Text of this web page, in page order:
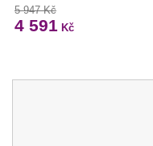
5 947 Kč
4 591 Kč